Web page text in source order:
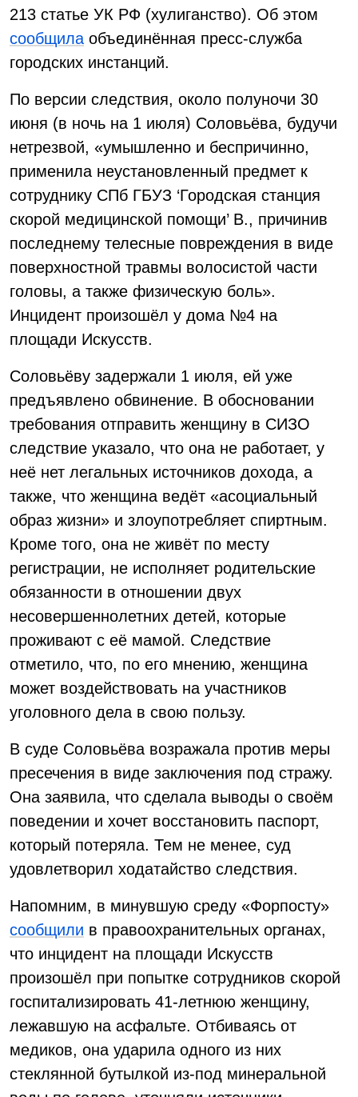
213 статье УК РФ (хулиганство). Об этом
сообщила объединённая пресс-служба
городских инстанций.
По версии следствия, около полуночи 30
июня (в ночь на 1 июля) Соловьёва, будучи
нетрезвой, «умышленно и беспричинно,
применила неустановленный предмет к
сотруднику СПб ГБУЗ ‘Городская станция
скорой медицинской помощи’ В., причинив
последнему телесные повреждения в виде
поверхностной травмы волосистой части
головы, а также физическую боль».
Инцидент произошёл у дома №4 на
площади Искусств.
Соловьёву задержали 1 июля, ей уже
предъявлено обвинение. В обосновании
требования отправить женщину в СИЗО
следствие указало, что она не работает, у
неё нет легальных источников дохода, а
также, что женщина ведёт «асоциальный
образ жизни» и злоупотребляет спиртным.
Кроме того, она не живёт по месту
регистрации, не исполняет родительские
обязанности в отношении двух
несовершеннолетних детей, которые
проживают с её мамой. Следствие
отметило, что, по его мнению, женщина
может воздействовать на участников
уголовного дела в свою пользу.
В суде Соловьёва возражала против меры
пресечения в виде заключения под стражу.
Она заявила, что сделала выводы о своём
поведении и хочет восстановить паспорт,
который потеряла. Тем не менее, суд
удовлетворил ходатайство следствия.
Напомним, в минувшую среду «Форпосту»
сообщили в правоохранительных органах,
что инцидент на площади Искусств
произошёл при попытке сотрудников скорой
госпитализировать 41-летнюю женщину,
лежавшую на асфальте. Отбиваясь от
медиков, она ударила одного из них
стеклянной бутылкой из-под минеральной